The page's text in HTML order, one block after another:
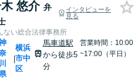
悠介 弁
インタビューを
見る
ない総合法律事務所
川
|
横浜
市中
区
馬車道駅
から徒歩5
分
営業時間：10:00
~17:00（平日）